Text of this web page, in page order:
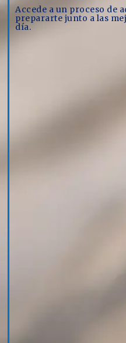
Accede a un proceso de
prepararte junto a las
día.